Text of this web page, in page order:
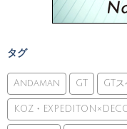
タグ
Andaman GT GT
KOZ・